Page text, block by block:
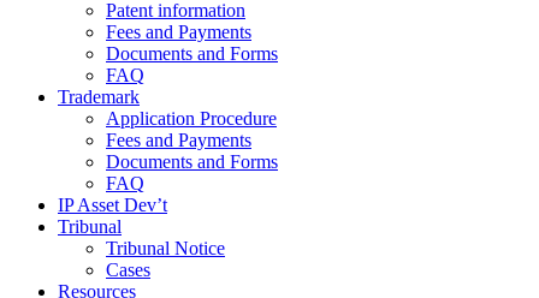
Patent information
Fees and Payments
Documents and Forms
FAQ
Trademark
Application Procedure
Fees and Payments
Documents and Forms
FAQ
IP Asset Dev’t
Tribunal
Tribunal Notice
Cases
Resources